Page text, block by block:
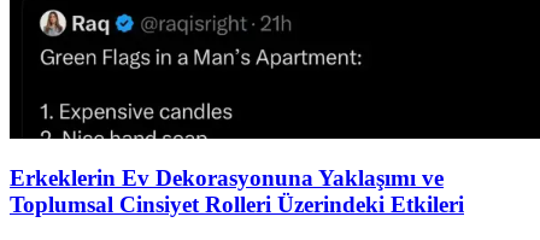
Erkeklerin Ev Dekorasyonuna Yaklaşımı ve
Toplumsal Cinsiyet Rolleri Üzerindeki Etkileri